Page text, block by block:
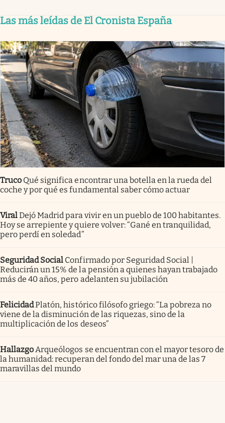
Las más leídas de El Cronista España
Truco Qué significa encontrar una botella en la rueda del
coche y por qué es fundamental saber cómo actuar
ViralDejó Madrid para vivir en un pueblo de 100 habitantes.
Hoy se arrepiente y quiere volver: “Gané en tranquilidad,
pero perdí en soledad”
Seguridad Social Confirmado por Seguridad Social |
Reducirán un 15% de la pensión a quienes hayan trabajado
más de 40 años, pero adelanten su jubilación
FelicidadPlatón, histórico filósofo griego: “La pobreza no
viene de la disminución de las riquezas, sino de la
multiplicación de los deseos”
Hallazgo Arqueólogos se encuentran con el mayor tesoro de
la humanidad: recuperan del fondo del mar una de las 7
maravillas del mundo